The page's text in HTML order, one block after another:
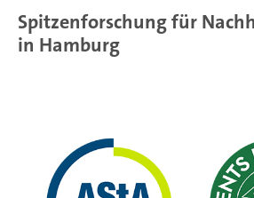
Spitzenforschung für
in Hamburg